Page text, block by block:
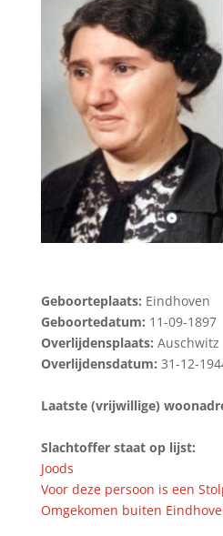
Geboorteplaats: Eindhoven
Geboortedatum: 11-09-1897
Overlijdensplaats: Auschwitz
Overlijdensdatum: 31-12-
Laatste (vrijwillige)
Slachtoffer staat op lijst:
Joods
Voor deze persoon is een
Omgekomen buiten